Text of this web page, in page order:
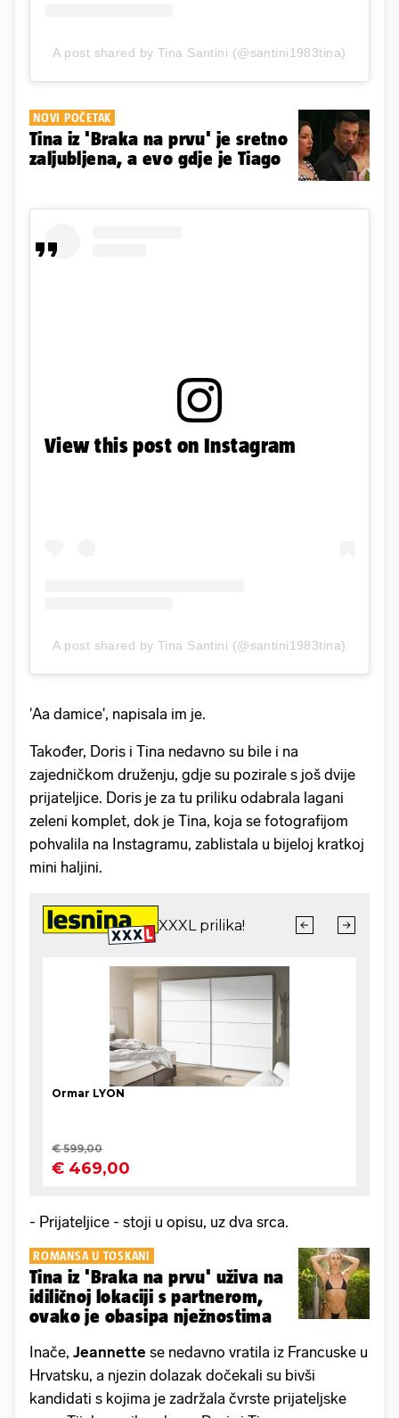
A post shared by Tina Santini (@santini1983tina)
NOVI POČETAK
Tina iz 'Braka na prvu' je sretno
zaljubljena, a evo gdje je Tiago
View this post on Instagram
A post shared by Tina Santini (@santini1983tina)
'Aa damice', napisala im je.
Također, Doris i Tina nedavno su bile i na
zajedničkom druženju, gdje su pozirale s još dvije
prijateljice. Doris je za tu priliku odabrala lagani
zeleni komplet, dok je Tina, koja se fotografijom
pohvalila na Instagramu, zablistala u bijeloj kratkoj
mini haljini.
- Prijateljice - stoji u opisu, uz dva srca.
ROMANSA U TOSKANI
Tina iz 'Braka na prvu' uživa na
idiličnoj lokaciji s partnerom,
ovako je obasipa nježnostima
Inače, Jeannette se nedavno vratila iz Francuske u
Hrvatsku, a njezin dolazak dočekali su bivši
kandidati s kojima je zadržala čvrste prijateljske